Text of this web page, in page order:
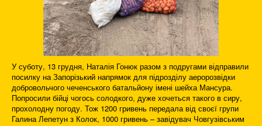
У суботу, 13 грудня, Наталія Гонюк разом з подругами відправили
посилку на Запорізький напрямок для підрозділу аеророзвідки
добровольчого чеченського батальйону імені шейха Мансура.
Попросили бійці чогось солодкого, дуже хочеться такого в сиру,
прохолодну погоду. Тож 1200 гривень передала від своєї групи
Галина Лепетун з Колок, 1000 гривень – завідувач Човгузівським